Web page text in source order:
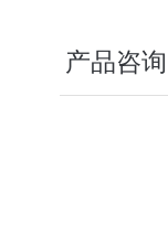
产品咨询